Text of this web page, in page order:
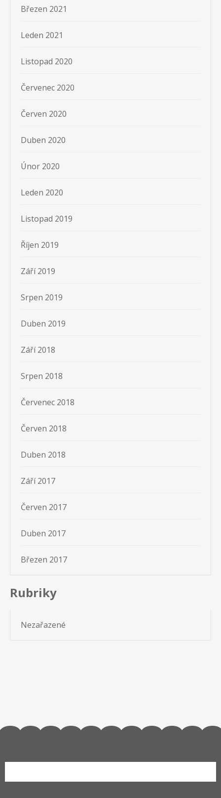
Březen 2021
Leden 2021
Listopad 2020
Červenec 2020
Červen 2020
Duben 2020
Únor 2020
Leden 2020
Listopad 2019
Říjen 2019
Září 2019
Srpen 2019
Duben 2019
Září 2018
Srpen 2018
Červenec 2018
Červen 2018
Duben 2018
Září 2017
Červen 2017
Duben 2017
Březen 2017
Rubriky
Nezařazené